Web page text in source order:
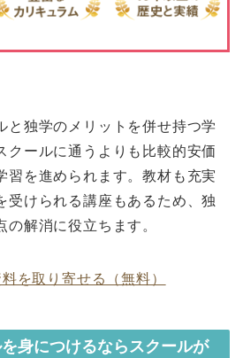
と独学のメリットを併せ持つ学
クールに通うよりも比較的安価
習を進められます。教材も充実
受けられる講座もあるため、独
解消に役立ちます。
を取り寄せる（無料）